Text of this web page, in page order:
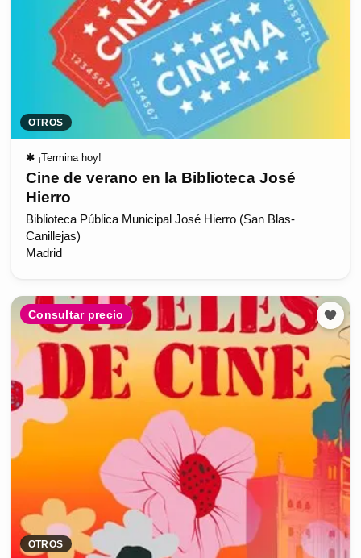
OTROS
✱ ¡Termina hoy!
Cine de verano en la Biblioteca José
Hierro
Biblioteca Pública Municipal José Hierro (San Blas-
Canillejas)
Madrid
Consultar precio
OTROS